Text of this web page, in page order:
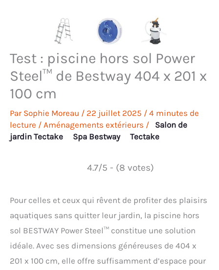
Test : piscine hors sol Power
Steel™ de Bestway 404 x 201 x
100 cm
Par Sophie Moreau / 22 juillet 2025 / 4 minutes de
lecture / Aménagements extérieurs /
Salon de
jardin Tectake
Spa Bestway Tectake
4.7/5 - (8 votes)
Pour celles et ceux qui rêvent de profiter des plaisirs
aquatiques sans quitter leur jardin, la piscine hors
sol BESTWAY Power Steel™ constitue une solution
idéale. Avec ses dimensions généreuses de 404 x
201 x 100 cm, elle offre suffisamment d’espace pour